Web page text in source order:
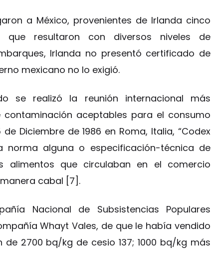
a México, provenientes de Irlanda cinco
resultaron con diversos niveles de
Irlanda no presentó certificado de
mexicano no lo exigió.
se realizó la reunión internacional más
aceptables para el consumo
Diciembre de 1986 en Roma, Italia, “Codex
norma alguna o especificación-técnica de
alimentos que circulaban en el comercio
cabal [7].
Nacional de Subsistencias Populares
Whayt Vales, de que le había vendido
2700 bq/kg de cesio 137; 1000 bq/kg más